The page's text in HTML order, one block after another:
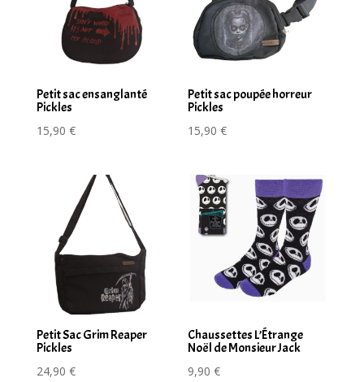
Petit sac ensanglanté
Pickles
15,90 €
Petit sac poupée horreur
Pickles
15,90€
Petit Sac Grim Reaper
Pickles
24,90 €
Chaussettes L’Étrange
Noël de Monsieur Jack
9,90€